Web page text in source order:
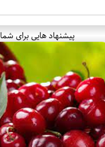
پیشنهاد هایی برای شما